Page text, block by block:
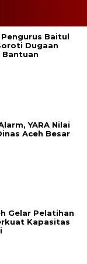
Pengurus Baitul
Dugaan
YARA Nilai
Aceh Besar
Gelar Pelatihan
Kapasitas